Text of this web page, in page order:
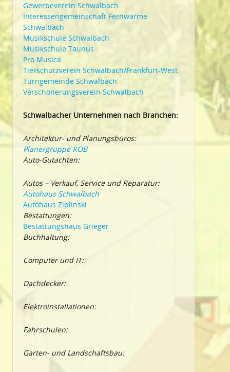
Gewerbeverein Schwalbach
Interessengemeinschaft Fernwärme
Schwalbach
Musikschule Schwalbach
Musikschule Taunus
Pro Musica
Tierschutzverein Schwalbach/Frankfurt-West
Turngemeinde Schwalbach
Verschönerungsverein Schwalbach
Schwalbacher Unternehmen nach Branchen:
Architektur- und Planungsbüros:
Planergruppe ROB
Auto-Gutachten:
Autos – Verkauf, Service und Reparatur:
Autohaus Schwalbach
Autohaus Ziplinski
Bestattungen:
Bestattungshaus Grieger
Buchhaltung:
Computer und IT:
Dachdecker:
Elektroinstallationen:
Fahrschulen:
Garten- und Landschaftsbau: